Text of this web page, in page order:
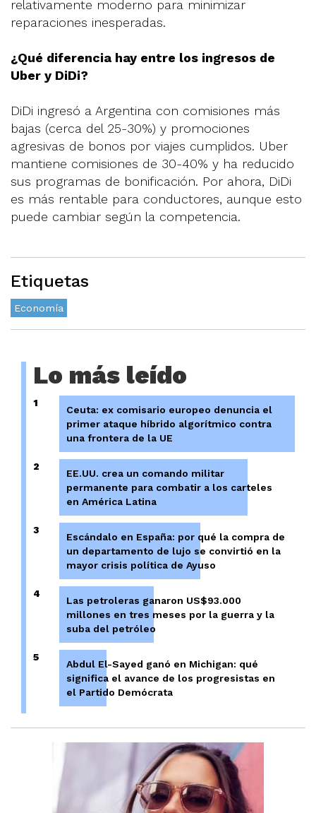
relativamente moderno para minimizar
reparaciones inesperadas.
¿Qué diferencia hay entre los ingresos de
Uber y DiDi?
DiDi ingresó a Argentina con comisiones más
bajas (cerca del 25-30%) y promociones
agresivas de bonos por viajes cumplidos. Uber
mantiene comisiones de 30-40% y ha reducido
sus programas de bonificación. Por ahora, DiDi
es más rentable para conductores, aunque esto
puede cambiar según la competencia.
Etiquetas
Economía
Lo más leído
1
Ceuta: ex comisario europeo denuncia el
primer ataque híbrido algorítmico contra
una frontera de la UE
2
EE.UU. crea un comando militar
permanente para combatir a los carteles
en América Latina
3
Escándalo en España: por qué la compra de
un departamento de lujo se convirtió en la
mayor crisis política de Ayuso
4
Las petroleras ganaron US$93.000
millones en tres meses por la guerra y la
suba del petróleo
5
Abdul El-Sayed ganó en Michigan: qué
significa el avance de los progresistas en
el Partido Demócrata